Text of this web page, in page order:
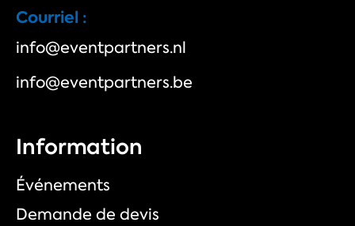
Courriel :
info@eventpartners.nl
info@eventpartners.be
Information
Événements
Demande de devis